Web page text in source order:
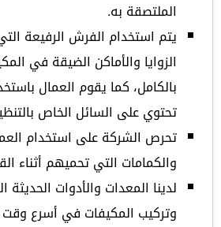
الملتصقة به.
يتم استخدام الفرش الرفيعة
الزوايا والأماكن الضيقة في
بالكامل، كما يقوم العمال
تحتوي على السائل الخاص
تحرص الشركة على استخدام
والكمامات التي تحميهم أثناء
لدينا المعدات والأدوات
وتركيب المكيفات في أسرع